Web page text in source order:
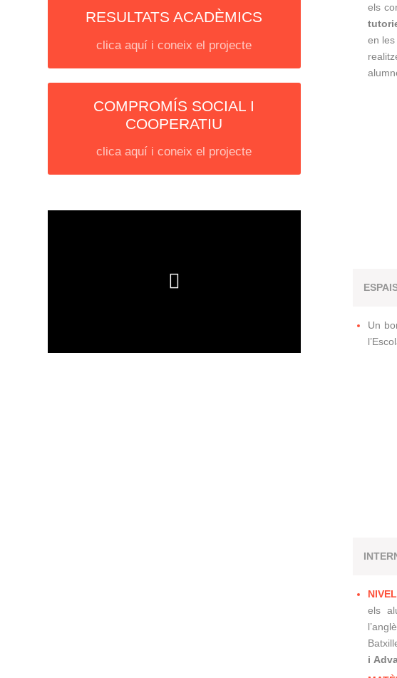
RESULTATS ACADÈMICS
clica aquí i coneix el projecte
COMPROMÍS SOCIAL I
COOPERATIU
clica aquí i coneix el projecte
els
en les
Un
els
i